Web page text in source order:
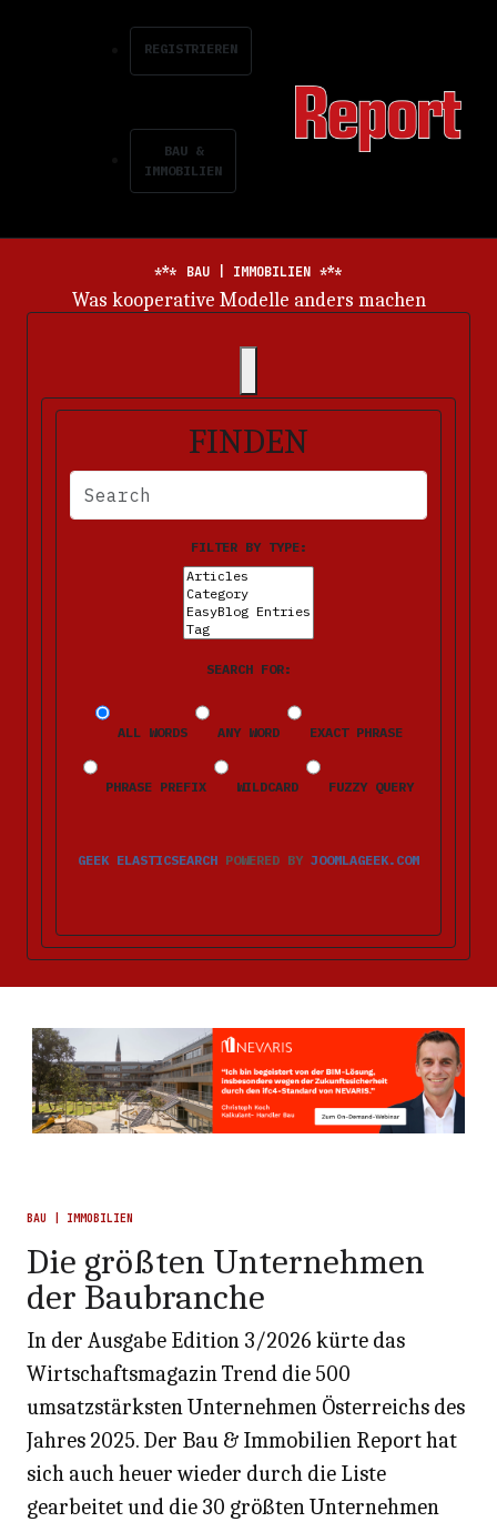
REGISTRIEREN
BAU &
IMMOBILIEN
BAU | IMMOBILIEN
Was kooperative Modelle anders machen
FINDEN
BITTE FÜLLEN SIE DIE ERFORDERLICHEN FELDER AUS.
FILTER BY TYPE:
SEARCH FOR:
ALL WORDS ANY WORD EXACT PHRASE
PHRASE PREFIX WILDCARD FUZZY QUERY
GEEK ELASTICSEARCH POWERED BY JOOMLAGEEK.COM
BAU | IMMOBILIEN
Die größten Unternehmen
der Baubranche
In der Ausgabe Edition 3/2026 kürte das
Wirtschaftsmagazin Trend die 500
umsatzstärksten Unternehmen Österreichs des
Jahres 2025. Der Bau & Immobilien Report hat
sich auch heuer wieder durch die Liste
gearbeitet und die 30 größten Unternehmen